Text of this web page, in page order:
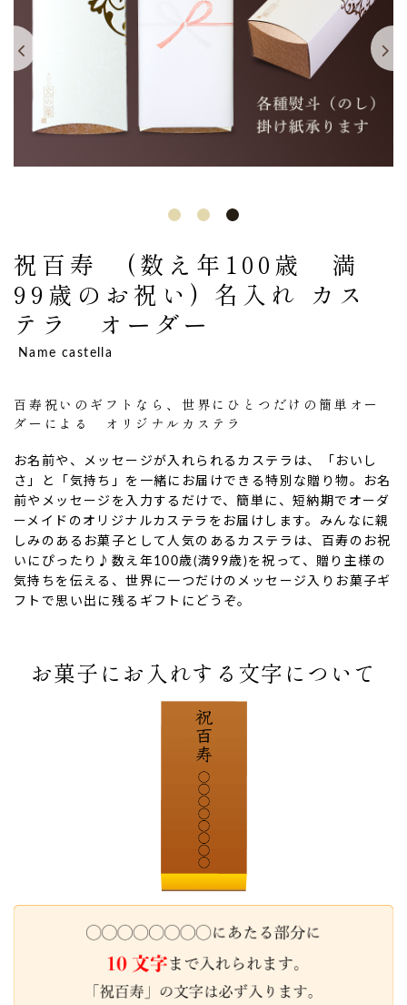
祝百寿 (数え年100歳 満
99歳のお祝い) 名入れ カス
テラ オーダー
Name castella
百寿祝いのギフトなら、世界にひとつだけの簡単オー
ダーによる オリジナルカステラ
お名前や、メッセージが入れられるカステラは、「おいし
さ」と「気持ち」を一緒にお届けできる特別な贈り物。お名
前やメッセージを入力するだけで、簡単に、短納期でオーダ
ーメイドのオリジナルカステラをお届けします。みんなに親
しみのあるお菓子として人気のあるカステラは、百寿のお祝
いにぴったり♪数え年100歳(満99歳)を祝って、贈り主様の
気持ちを伝える、世界に一つだけのメッセージ入りお菓子ギ
フトで思い出に残るギフトにどうぞ。
お菓子にお入れする文字について